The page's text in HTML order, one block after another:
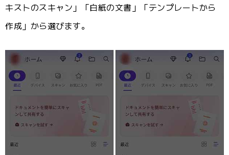
キストのスキャン」「白紙の文書」「テンプレートから
作成」から選びます。